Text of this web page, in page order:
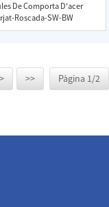
De Comporta D'acer
Roscada-SW-BW
>> Pàgina 1/2